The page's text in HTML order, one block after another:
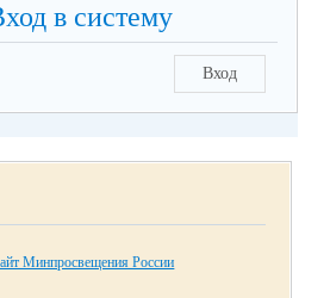
в систему
Вход
Минпросвещения России